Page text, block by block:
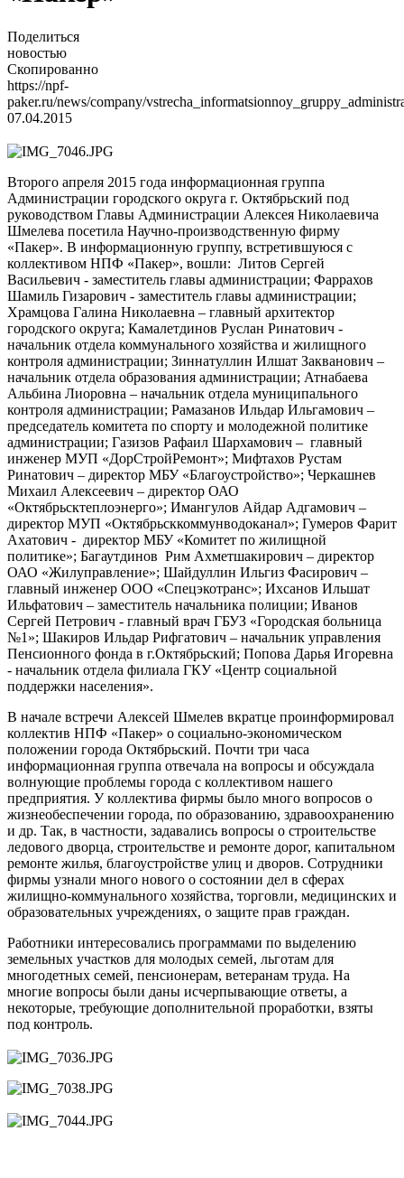
Поделиться
новостью
Скопированно
https://npf-
paker.ru/news/company/
07.04.2015
Второго апреля 2015 года информационная группа
Администрации городского округа г. Октябрьский под
руководством Главы Администрации Алексея Николаевича
Шмелева посетила Научно-производственную фирму
«Пакер». В информационную группу, встретившуюся с
коллективом НПФ «Пакер», вошли: Литов Сергей
Васильевич - заместитель главы администрации; Фаррахов
Шамиль Гизарович - заместитель главы администрации;
Храмцова Галина Николаевна – главный архитектор
городского округа; Камалетдинов Руслан Ринатович -
начальник отдела коммунального хозяйства и жилищного
контроля администрации; Зиннатуллин Илшат Закванович –
начальник отдела образования администрации; Атнабаева
Альбина Лиоровна – начальник отдела муниципального
контроля администрации; Рамазанов Ильдар Ильгамович –
председатель комитета по спорту и молодежной политике
администрации; Газизов Рафаил Шархамович – главный
инженер МУП «ДорСтройРемонт»; Мифтахов Рустам
Ринатович – директор МБУ «Благоустройство»; Черкашнев
Михаил Алексеевич – директор ОАО
«Октябрьсктеплоэнерго»; Имангулов Айдар Адгамович –
директор МУП «Октябрьсккоммунводоканал»; Гумеров Фарит
Ахатович - директор МБУ «Комитет по жилищной
политике»; Багаутдинов Рим Ахметшакирович – директор
ОАО «Жилуправление»; Шайдуллин Ильгиз Фасирович –
главный инженер ООО «Спецэкотранс»; Ихсанов Ильшат
Ильфатович – заместитель начальника полиции; Иванов
Сергей Петрович - главный врач ГБУЗ «Городская больница
№1»; Шакиров Ильдар Рифгатович – начальник управления
Пенсионного фонда в г.Октябрьский; Попова Дарья Игоревна
- начальник отдела филиала ГКУ «Центр социальной
поддержки населения».
В начале встречи Алексей Шмелев вкратце проинформировал
коллектив НПФ «Пакер» о социально-экономическом
положении города Октябрьский. Почти три часа
информационная группа отвечала на вопросы и обсуждала
волнующие проблемы города с коллективом нашего
предприятия. У коллектива фирмы было много вопросов о
жизнеобеспечении города, по образованию, здравоохранению
и др. Так, в частности, задавались вопросы о строительстве
ледового дворца, строительстве и ремонте дорог, капитальном
ремонте жилья, благоустройстве улиц и дворов. Сотрудники
фирмы узнали много нового о состоянии дел в сферах
жилищно-коммунального хозяйства, торговли, медицинских и
образовательных учреждениях, о защите прав граждан.
Работники интересовались программами по выделению
земельных участков для молодых семей, льготам для
многодетных семей, пенсионерам, ветеранам труда. На
многие вопросы были даны исчерпывающие ответы, а
некоторые, требующие дополнительной проработки, взяты
под контроль.